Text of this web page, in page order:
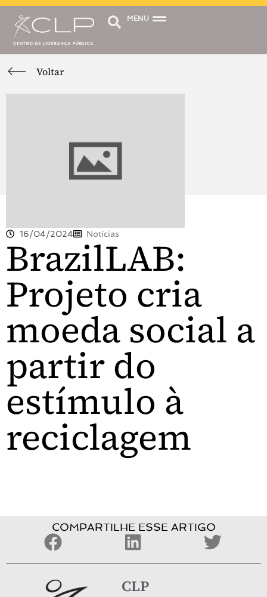
MENU
Voltar
16/04/2024 Notícias
BrazilLAB:
Projeto cria
moeda social a
partir do
estímulo à
reciclagem
COMPARTILHE ESSE ARTIGO
CLP